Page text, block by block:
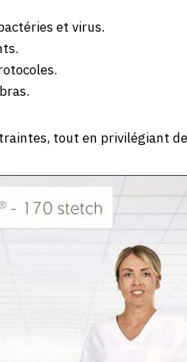
et virus.
tout en privilégiant